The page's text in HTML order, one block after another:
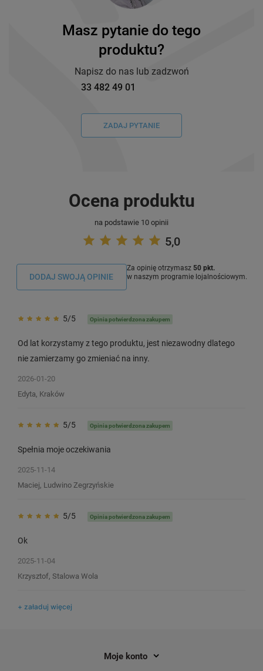
Taśma Specmark LetraTag 59422 12
mm x 4 m / do drukarek DYMO LT
10
18,00 zł
Masz pytanie do tego
produktu?
Napisz do nas lub zadzwoń
33 482 49 01
ZADAJ PYTANIE
Ocena produktu
na podstawie 10 opinii
5,0
DODAJ SWOJĄ OPINIE
Za opinię otrzymasz 50 pkt.
w naszym programie lojalnościowym.
5/5 Opinia potwierdzona zakupem
Od lat korzystamy z tego produktu, jest niezawodny dlatego
nie zamierzamy go zmieniać na inny.
2026-01-20
Edyta, Kraków
5/5 Opinia potwierdzona zakupem
Spełnia moje oczekiwania
2025-11-14
Maciej, Ludwino Zegrzyńskie
5/5 Opinia potwierdzona zakupem
Ok
2025-11-04
Krzysztof, Stalowa Wola
+ załaduj więcej
Moje konto